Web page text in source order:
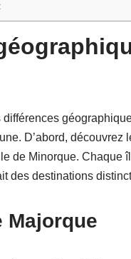
D’abord,
de Minorque. Chaque
des destinations
Majorque